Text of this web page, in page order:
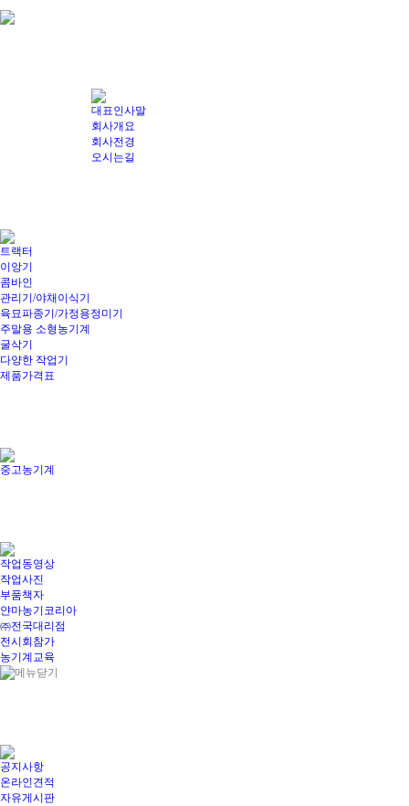
대표인사말
회사개요
회사전경
오시는길
트랙터
이앙기
콤바인
관리기/야채이식기
육묘파종기/가정용정미기
주말용 소형농기계
굴삭기
다양한 작업기
제품가격표
중고농기계
작업동영상
작업사진
부품책자
얀마농기코리아
㈜전국대리점
전시회참가
농기계교육
공지사항
온라인견적
자유게시판